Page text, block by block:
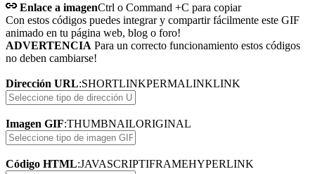
Enlace a imagenCtrl o Command +C para copiar
Con estos códigos puedes integrar y compartir fácilmente este GIF
animado en tu página web, blog o foro!
ADVERTENCIA Para un correcto funcionamiento estos códigos
no deben cambiarse!
Dirección URL:SHORTLINKPERMALINKLINK
Imagen GIF:THUMBNAILORIGINAL
Código HTML:JAVASCRIPTIFRAMEHYPERLINK